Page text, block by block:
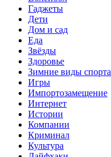
Гаджеты
Дети
Дом и сад
Еда
Звёзды
Здоровье
Зимние виды спорта
Игры
Импортозамещение
Интернет
Истории
Компании
Криминал
Культура